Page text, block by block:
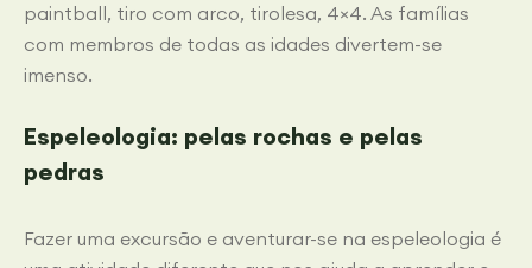
paintball, tiro com arco, tirolesa, 4×4. As famílias
com membros de todas as idades divertem-se
imenso.
Espeleologia: pelas rochas e pelas
pedras
Fazer uma excursão e aventurar-se na espeleologia é